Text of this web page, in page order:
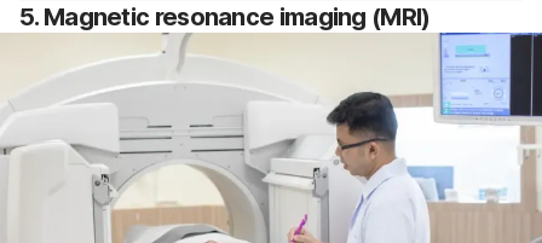
5. Magnetic resonance imaging (MRI)